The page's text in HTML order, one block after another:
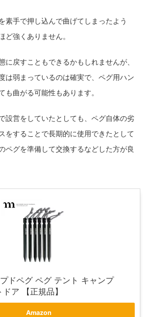
素手で押し込んで曲げてしまったよう
ど強くありません。
に戻すこともできるかもしれませんが、
は弱まっているのは確実で、ペグ用ハン
も曲がる可能性もあります。
設営をしていたとしても、ペグ自体の劣
をすることで長期的に使用できたとして
ペグを準備して交換するなどした方が良
ドペグ ペグ テント キャンプ
ア 【正規品】
Amazon